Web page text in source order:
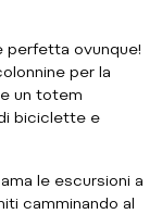
perfetta ovunque!
per la
un totem
biciclette e
le escursioni a
camminando al